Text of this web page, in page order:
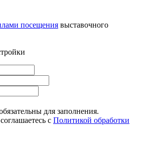
посещения выставочного
для заполнения.
с Политикой обработки